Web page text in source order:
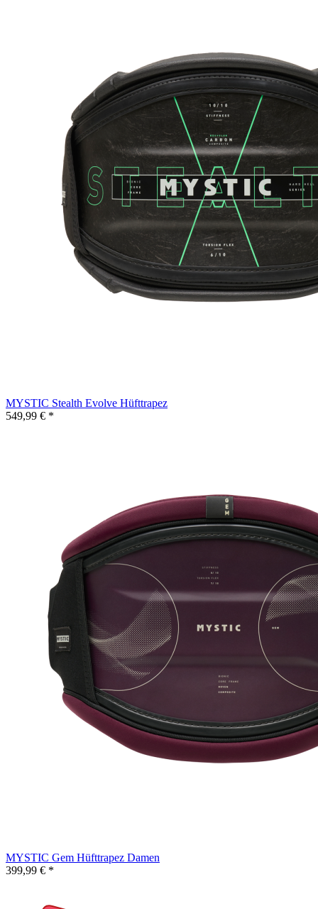
MYSTIC Stealth Evolve Hüfttrapez
549,99 € *
MYSTIC Gem Hüfttrapez Damen
399,99 € *